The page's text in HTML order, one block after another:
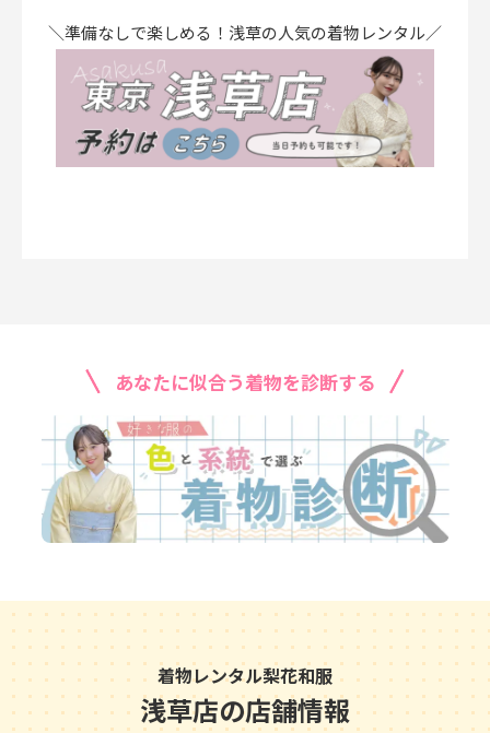
＼準備なしで楽しめる！浅草の人気の着物レンタル／
あなたに似合う着物を診断する
着物レンタル梨花和服
浅草店の店舗情報